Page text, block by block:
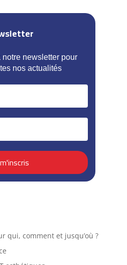
notre newsletter pour
nos actualités
qui, comment et jusqu’où ?